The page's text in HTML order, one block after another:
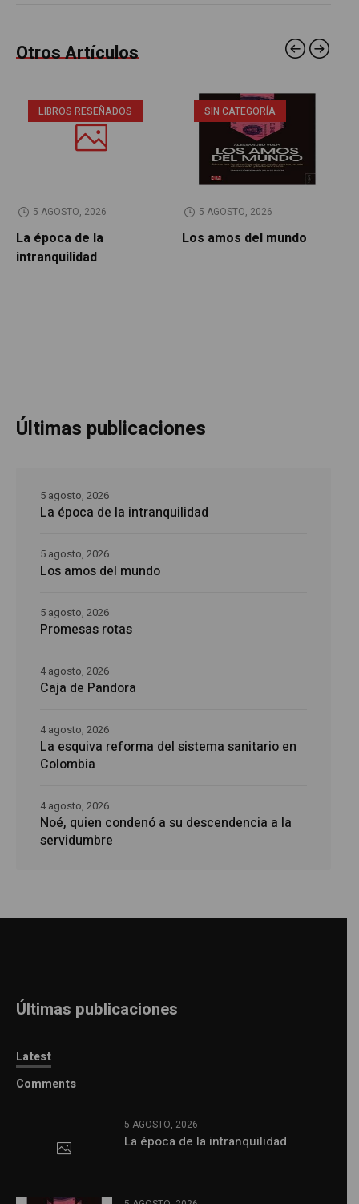
Otros Artículos
LIBROS RESEÑADOS
5 AGOSTO, 2026
La época de la
intranquilidad
SIN CATEGORÍA
5 AGOSTO, 2026
Los amos del mundo
Últimas publicaciones
La época de la intranquilidad
5 agosto, 2026
Los amos del mundo
5 agosto, 2026
Promesas rotas
5 agosto, 2026
Caja de Pandora
4 agosto, 2026
La esquiva reforma del sistema sanitario en
Colombia
4 agosto, 2026
Noé, quien condenó a su descendencia a la
servidumbre
4 agosto, 2026
Últimas publicaciones
Latest
Comments
5 AGOSTO, 2026
La época de la intranquilidad